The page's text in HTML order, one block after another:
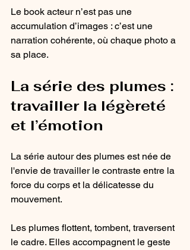
Le book acteur n’est pas une
accumulation d’images : c’est une
narration cohérente, où chaque photo a
sa place.
La série des plumes :
travailler la légèreté
et l’émotion
La série autour des plumes est née de
l'envie de travailler le contraste entre la
force du corps et la délicatesse du
mouvement.
Les plumes flottent, tombent, traversent
le cadre. Elles accompagnent le geste